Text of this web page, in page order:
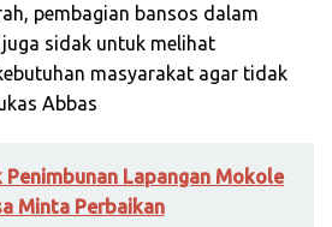
pembagian bansos dalam
sidak untuk melihat
masyarakat agar tidak
Abbas
Penimbunan Lapangan Mokole
Minta Perbaikan